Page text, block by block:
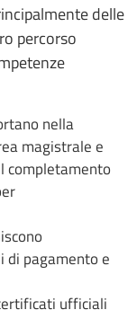
delle
percorso
nella
magistrale e
completamento
di pagamento e
ufficiali